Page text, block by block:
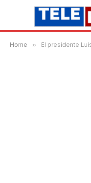
Home » El presidente Luis Abinader y el